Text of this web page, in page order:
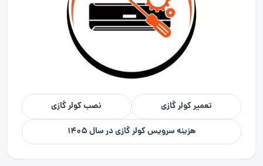
تعمیر کولر گازی
نصب کولر گازی
هزینه سرویس کولر گازی در سال 1405